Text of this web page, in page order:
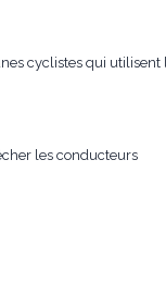
cyclistes qui utilisent
les conducteurs